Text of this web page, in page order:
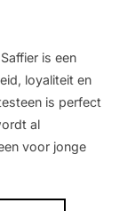
is een
loyaliteit en
is perfect
al
voor jonge